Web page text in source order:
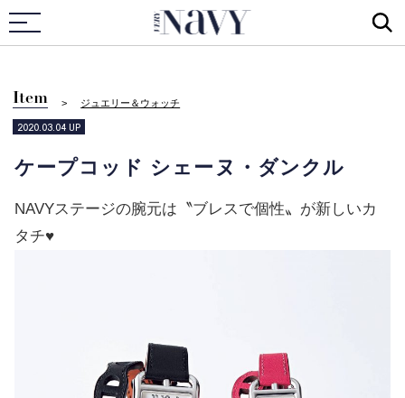
VERY NAVY
Item ジュエリー＆ウォッチ
2020.03.04 UP
ケープコッド シェーヌ・ダンクル
NAVYステージの腕元は〝ブレスで個性〟が新しいカ
タチ♥